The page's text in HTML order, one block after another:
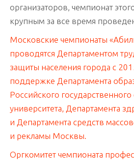
организаторов, чемпионат
крупным за все время
Московские чемпионаты
проводятся Департаментом
защиты населения города с
поддержке Департамента
Российского
университета, Департамента
и Департамента средств
и рекламы Москвы.
Оргкомитет чемпионата